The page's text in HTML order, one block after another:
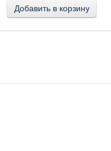
Добавить в корзину